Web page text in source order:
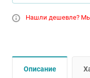
Нашли дешевле?
Описание